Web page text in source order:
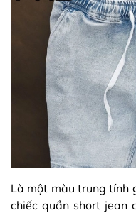
Là một màu trung tính
chiếc quần short jean